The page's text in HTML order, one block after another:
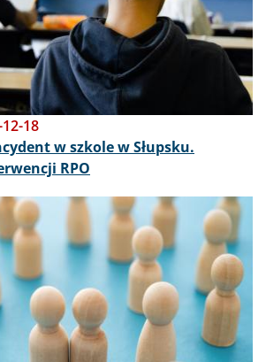
18
w szkole w Słupsku.
RPO